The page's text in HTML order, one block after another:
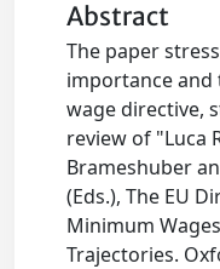
Abstract
The paper
importance
wage directive,
review of "Luca
Brameshuber
(Eds.), The EU
Minimum
Trajectories.